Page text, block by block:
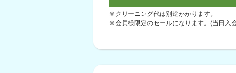
※クリーニング代は別途かかります。
※会員様限定のセールになります。(当日入